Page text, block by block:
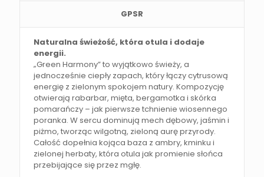
GPSR
Naturalna świeżość, która otula i dodaje
energii.
„Green Harmony” to wyjątkowo świeży, a
jednocześnie ciepły zapach, który łączy cytrusową
energię z zielonym spokojem natury. Kompozycję
otwierają rabarbar, mięta, bergamotka i skórka
pomarańczy – jak pierwsze tchnienie wiosennego
poranka. W sercu dominują mech dębowy, jaśmin i
piżmo, tworząc wilgotną, zieloną aurę przyrody.
Całość dopełnia kojąca baza z ambry, kminku i
zielonej herbaty, która otula jak promienie słońca
przebijające się przez mgłę.